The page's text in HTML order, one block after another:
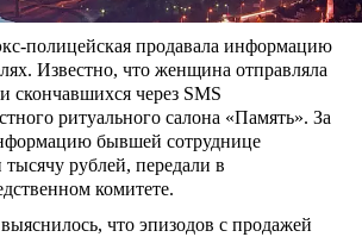
полицейская продавала информацию
Известно, что женщина отправляла
скончавшихся через SMS
ритуального салона «Память». За
бывшей сотруднице
рублей, передали в
комитете.
что эпизодов с продажей